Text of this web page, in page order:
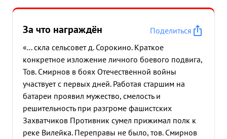
За что награждён
Поделиться
«... скла сельсовет д. Сорокино. Краткое
конкретное изложение личного боевого подвига,
Тов. Смирнов в боях Отечественной войны
участвует с первых дней. Работая старшим на
батареи проявил мужество, смелость и
решительность при разгроме фашистских
Захватчиков Противник сумел прижимал полк к
реке Вилейка. Переправы не было, тов. Смирнов